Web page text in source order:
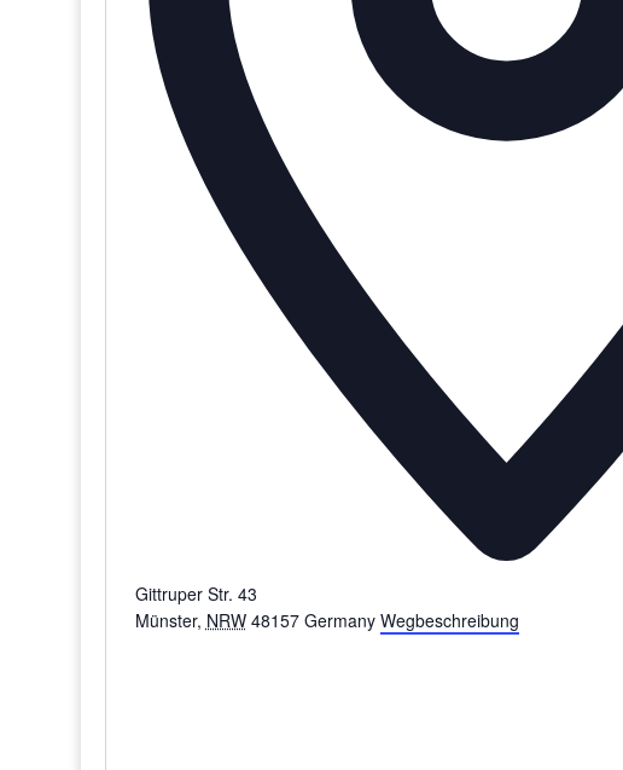
Gittruper Str. 43
Münster, NRW 48157 Germany Wegbeschreibung